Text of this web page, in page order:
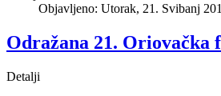
Objavljeno: Utorak, 21. Svibanj
Odražana 21. Oriovačka
Detalji